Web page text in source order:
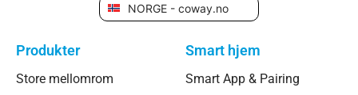
NORGE - coway.no
Produkter
Store mellomrom
Smart hjem
Smart App & Pairing